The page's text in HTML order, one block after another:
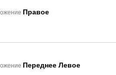
Правое
Переднее Левое